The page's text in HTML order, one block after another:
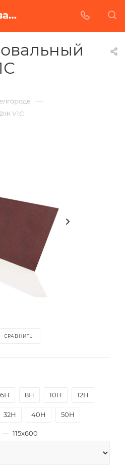
Лист шлифовальный 14А СФЖ У1С в Белгороде | Купить по недорогой цене от Абразивного Завода
—
У1С
СРАВНИТЬ
6Н 8Н 10Н 12Н
32Н 40Н 50Н
— 115х600